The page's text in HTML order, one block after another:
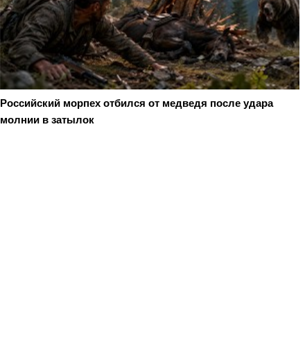
Российский морпех отбился от медведя после удара
молнии в затылок